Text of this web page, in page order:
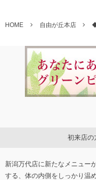
HOME 自由が丘本店
初来店の
新潟万代店に新たなメニュー
する、体の内側をしっかり温